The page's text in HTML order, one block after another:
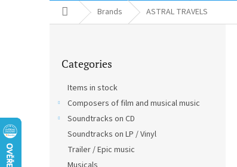
Home Brands ASTRAL TRAVELS
categories
Categories
Items in stock
Composers of film and musical music
Soundtracks on CD
Soundtracks on LP / Vinyl
Trailer / Epic music